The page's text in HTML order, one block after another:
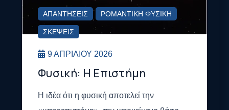
ΑΠΑΝΤΉΣΕΙΣ ΡΟΜΑΝΤΙΚΉ ΦΥΣΙΚΉ
ΣΚΈΨΕΙΣ
9 ΑΠΡΙΛΊΟΥ 2026
Φυσική: Η Επιστήμη
Η ιδέα ότι η φυσική αποτελεί την